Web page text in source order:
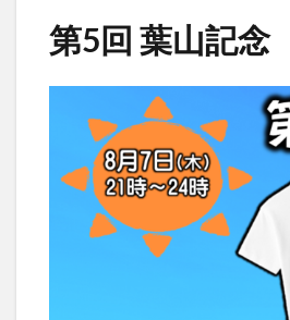
第5回 葉山記念